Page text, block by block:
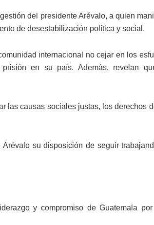
del presidente Arévalo, a quien
de desestabilización política y social.
internacional no cejar en los
en su país. Además, revelan
las causas sociales justas, los derechos
su disposición de seguir
y compromiso de Guatemala